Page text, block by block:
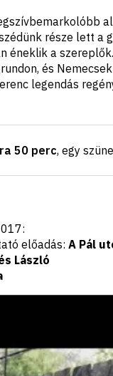
része lett a
éneklik a
és
legendás
50 perc, egy
előadás: A Pál
László